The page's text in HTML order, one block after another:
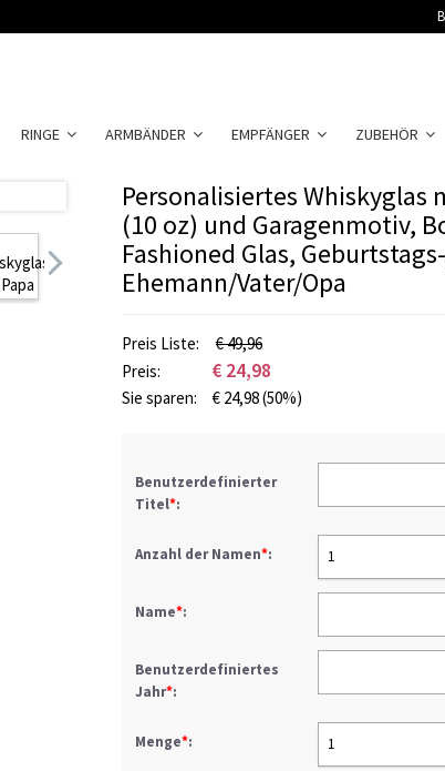
RINGE ARMBÄNDER EMPFÄNGER ZUBEHÖR
Personalisiertes
(10 oz) und Garagenmotiv,
Fashioned Glas,
Ehemann/Vater/Opa
Preis Liste:
€ 49,96
Preis:
€ 24,98
Sie sparen: € 24,98(50%)
Benutzerdefinierter
Titel*:
Anzahl der Namen*: 1
Name*:
Benutzerdefiniertes
Jahr*:
Menge*: 1